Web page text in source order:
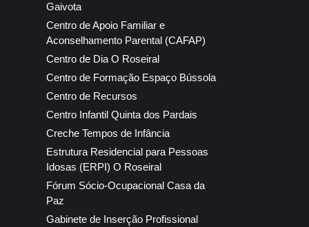
Gaivota
Centro de Apoio Familiar e
Aconselhamento Parental (CAFAP)
Centro de Dia O Roseiral
Centro de Formação Espaço Bússola
Centro de Recursos
Centro Infantil Quinta dos Pardais
Creche Tempos de Infância
Estrutura Residencial para Pessoas
Idosas (ERPI) O Roseiral
Fórum Sócio-Ocupacional Casa da
Paz
Gabinete de Inserção Profissional